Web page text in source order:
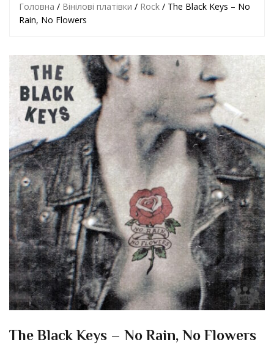
Головна / Вінілові платівки / Rock / The Black Keys – No
Rain, No Flowers
The Black Keys – No Rain, No Flowers